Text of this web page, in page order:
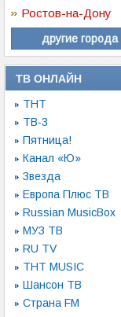
Ростов-на-Дону
другие города
ТВ ОНЛАЙН
ТНТ
ТВ-3
Пятница!
Канал «Ю»
Звезда
Европа Плюс ТВ
Russian MusicBox
МУЗ ТВ
RU TV
ТНТ MUSIC
Шансон ТВ
Страна FM